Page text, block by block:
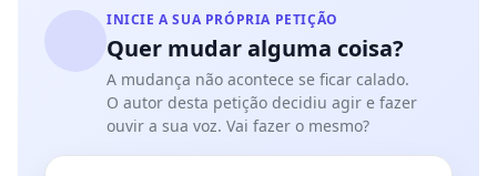
INICIE A SUA PRÓPRIA PETIÇÃO
Quer mudar alguma coisa?
A mudança não acontece se ficar calado.
O autor desta petição decidiu agir e fazer
ouvir a sua voz. Vai fazer o mesmo?